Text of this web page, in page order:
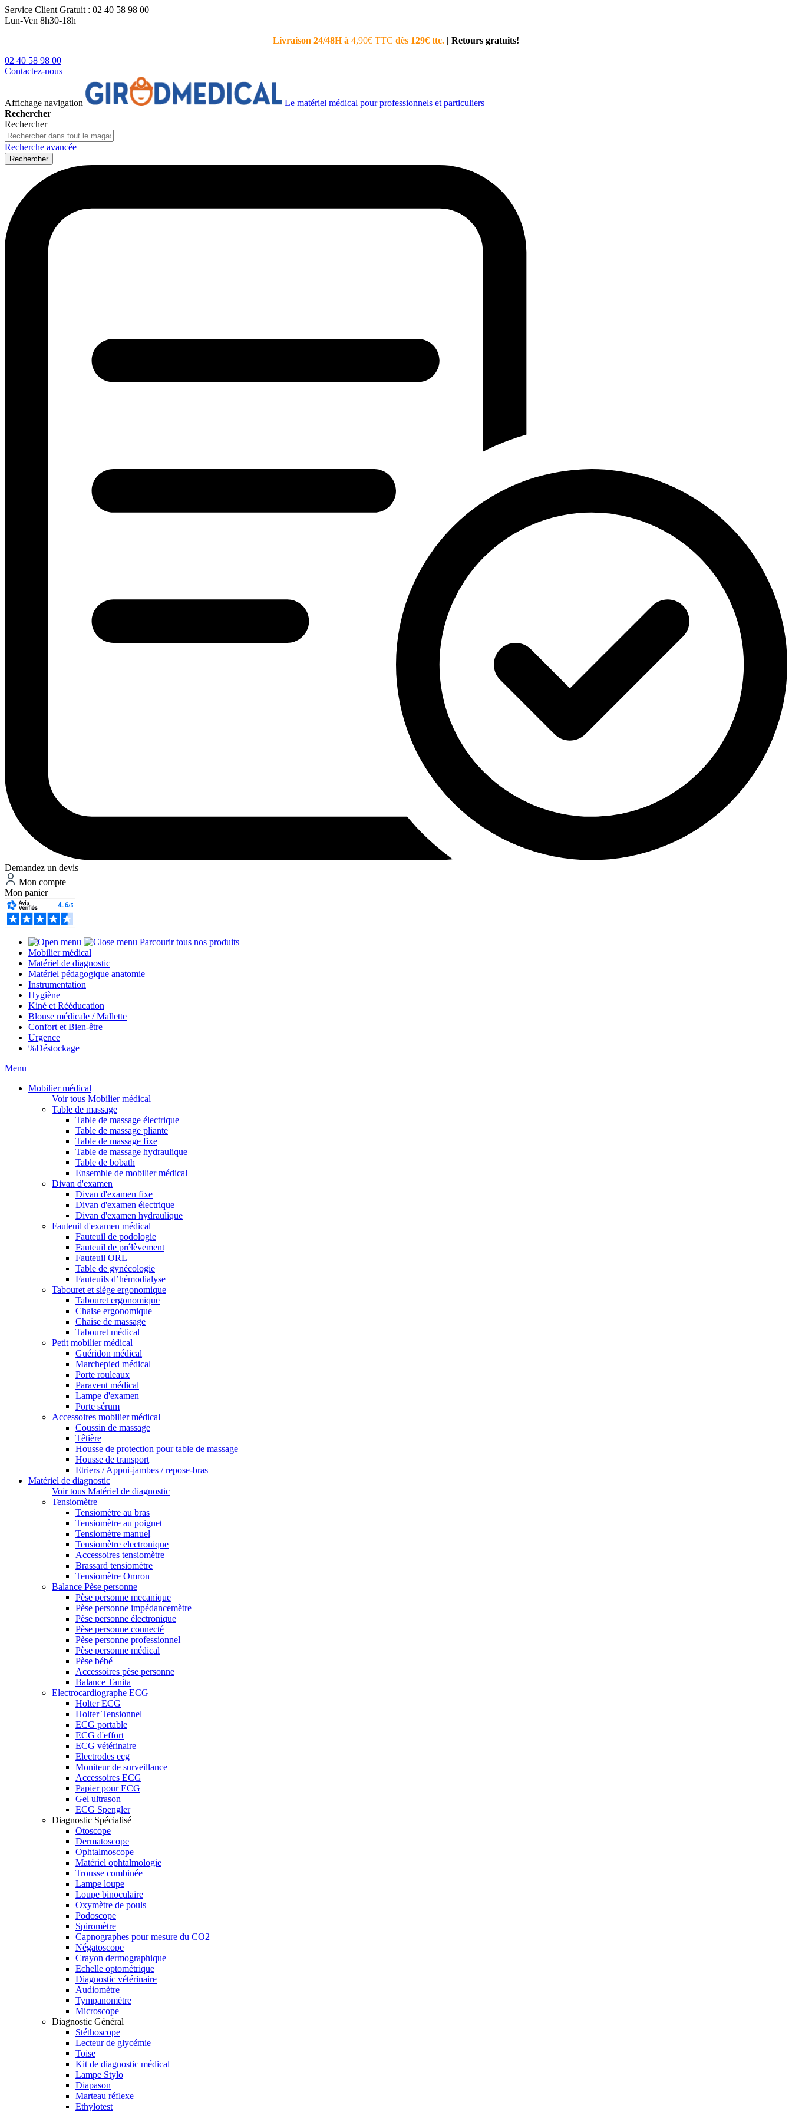
Service Client Gratuit : 02 40 58 98 00
Lun-Ven 8h30-18h
Livraison 24/48H à 4,90€ TTC dès 129€ ttc. | Retours gratuits!
02 40 58 98 00
Contactez-nous
Affichage navigation
Le matériel médical pour professionnels et particuliers
Rechercher
Rechercher
Recherche avancée
Rechercher
Demandez un devis
Mon compte
Mon panier
Parcourir tous nos produits
Mobilier médical
Matériel de diagnostic
Matériel pédagogique anatomie
Instrumentation
Hygiène
Kiné et Rééducation
Blouse médicale / Mallette
Confort et Bien-être
Urgence
%Déstockage
Menu
Mobilier médical
Voir tous Mobilier médical
Table de massage
Table de massage électrique
Table de massage pliante
Table de massage fixe
Table de massage hydraulique
Table de bobath
Ensemble de mobilier médical
Divan d'examen
Divan d'examen fixe
Divan d'examen électrique
Divan d'examen hydraulique
Fauteuil d'examen médical
Fauteuil de podologie
Fauteuil de prélèvement
Fauteuil ORL
Table de gynécologie
Fauteuils d’hémodialyse
Tabouret et siège ergonomique
Tabouret ergonomique
Chaise ergonomique
Chaise de massage
Tabouret médical
Petit mobilier médical
Guéridon médical
Marchepied médical
Porte rouleaux
Paravent médical
Lampe d'examen
Porte sérum
Accessoires mobilier médical
Coussin de massage
Têtière
Housse de protection pour table de massage
Housse de transport
Etriers / Appui-jambes / repose-bras
Matériel de diagnostic
Voir tous Matériel de diagnostic
Tensiomètre
Tensiomètre au bras
Tensiomètre au poignet
Tensiomètre manuel
Tensiomètre electronique
Accessoires tensiomètre
Brassard tensiomètre
Tensiomètre Omron
Balance Pèse personne
Pèse personne mecanique
Pèse personne impédancemètre
Pèse personne électronique
Pèse personne connecté
Pèse personne professionnel
Pèse personne médical
Pèse bébé
Accessoires pèse personne
Balance Tanita
Electrocardiographe ECG
Holter ECG
Holter Tensionnel
ECG portable
ECG d'effort
ECG vétérinaire
Electrodes ecg
Moniteur de surveillance
Accessoires ECG
Papier pour ECG
Gel ultrason
ECG Spengler
Diagnostic Spécialisé
Otoscope
Dermatoscope
Ophtalmoscope
Matériel ophtalmologie
Trousse combinée
Lampe loupe
Loupe binoculaire
Oxymètre de pouls
Podoscope
Spiromètre
Capnographes pour mesure du CO2
Négatoscope
Crayon dermographique
Echelle optométrique
Diagnostic vétérinaire
Audiomètre
Tympanomètre
Microscope
Diagnostic Général
Stéthoscope
Lecteur de glycémie
Toise
Kit de diagnostic médical
Lampe Stylo
Diapason
Marteau réflexe
Ethylotest